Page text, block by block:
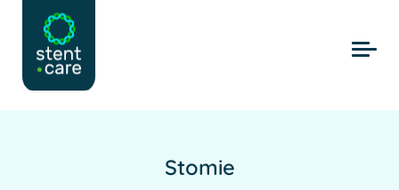
Skip to main content
Stomie